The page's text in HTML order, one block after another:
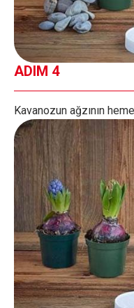
ADIM 4
Kavanozun ağzının